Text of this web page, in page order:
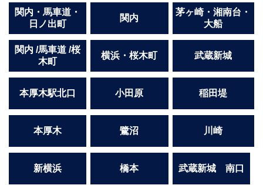
関内・馬車道・
日ノ出町
関内
茅ヶ崎・湘南台・
大船
関内 /馬車道 /桜
木町
横浜・桜木町 武蔵新城
本厚木駅北口 小田原 稲田堤
本厚木 鷺沼 川崎
新横浜 橋本 武蔵新城 南口
戸塚
大船
相模原
厚木
横須賀
桜木町
志木
川越
草加
南浦和
所沢
熊谷
獨協大学前＜草加松原＞
北浦和（西口）